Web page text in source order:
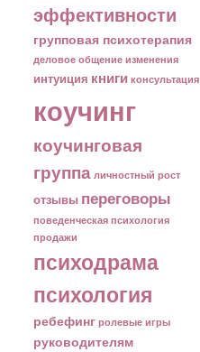
эффективности
групповая психотерапия
деловое общение изменения
интуиция книги консультация
коучинг
коучинговая
группа личностный рост
отзывы переговоры
поведенческая психология
продажи
психодрама
психология
ребефинг ролевые игры
руководителям